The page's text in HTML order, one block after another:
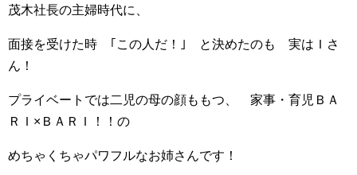
茂木社長の主婦時代に、
面接を受けた時 ｢この人だ！｣ と決めたのも 実はＩさ
ん！
プライベートでは二児の母の顔ももつ、 家事・育児ＢＡ
ＲＩ×ＢＡＲＩ！！の
めちゃくちゃパワフルなお姉さんです！